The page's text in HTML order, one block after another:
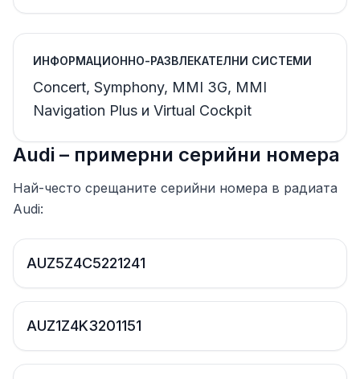
ИНФОРМАЦИОННО-РАЗВЛЕКАТЕЛНИ СИСТЕМИ
Concert, Symphony, MMI 3G, MMI
Navigation Plus и Virtual Cockpit
Audi – примерни серийни номера
Най-често срещаните серийни номера в радиата
Audi:
AUZ5Z4C5221241
AUZ1Z4K3201151